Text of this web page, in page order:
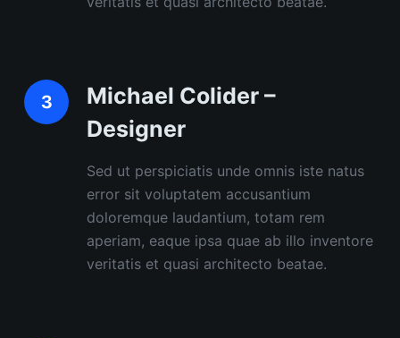
Michael Colider –
Designer
Sed ut perspiciatis unde omnis iste natus
error sit voluptatem accusantium
doloremque laudantium, totam rem
aperiam, eaque ipsa quae ab illo inventore
veritatis et quasi architecto beatae.